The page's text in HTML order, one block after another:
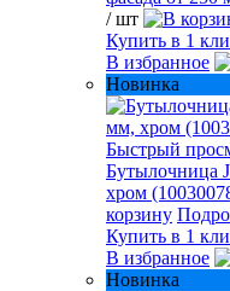
/ шт
Купить в 1
В избранное
Новинка
Быстрый
Бутылочница
хром
корзину
Купить в 1
В избранное
Новинка